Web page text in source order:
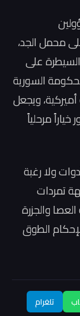
محمل الجد،
على
السورية
ويجعل
مرحلياً
ولا رغبة
تمردات
والجزرة
الطوق
تلغرام